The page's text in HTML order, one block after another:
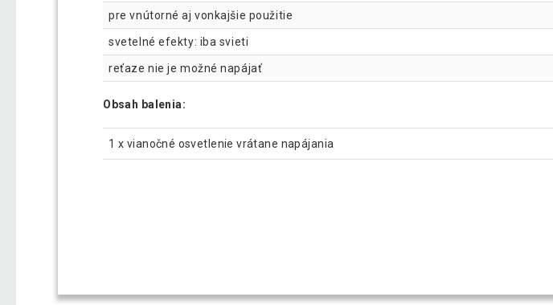
pre vnútorné aj vonkajšie použitie
svetelné efekty: iba svieti
reťaze nie je možné napájať
Obsah balenia:
1 x vianočné osvetlenie vrátane napájania